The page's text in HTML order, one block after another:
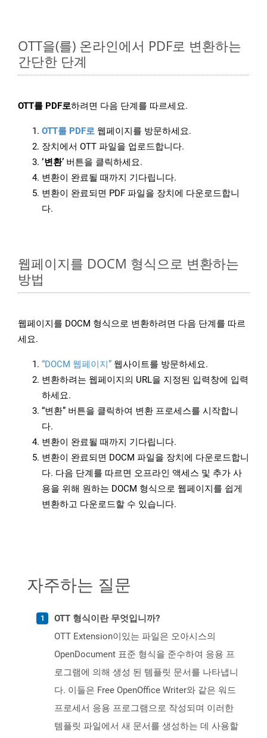
OTT을(를) 온라인에서 PDF로 변환하는
간단한 단계
OTT를 PDF로하려면 다음 단계를 따르세요.
OTT를 PDF로 웹페이지를 방문하세요.
장치에서 OTT 파일을 업로드합니다.
‘변환’ 버튼을 클릭하세요.
변환이 완료될 때까지 기다립니다.
변환이 완료되면 PDF 파일을 장치에 다운로드합니
다.
웹페이지를 DOCM 형식으로 변환하는
방법
웹페이지를 DOCM 형식으로 변환하려면 다음 단계를 따르
세요.
“DOCM 웹페이지” 웹사이트를 방문하세요.
변환하려는 웹페이지의 URL을 지정된 입력창에 입력
하세요.
“변환” 버튼을 클릭하여 변환 프로세스를 시작합니
다.
변환이 완료될 때까지 기다립니다.
변환이 완료되면 DOCM 파일을 장치에 다운로드합니
다. 다음 단계를 따르면 오프라인 액세스 및 추가 사
용을 위해 원하는 DOCM 형식으로 웹페이지를 쉽게
변환하고 다운로드할 수 있습니다.
자주하는 질문
OTT 형식이란 무엇입니까?
OTT Extension이있는 파일은 오아시스의
OpenDocument 표준 형식을 준수하여 응용 프
로그램에 의해 생성 된 템플릿 문서를 나타냅니
다. 이들은 Free OpenOffice Writer와 같은 워드
프로세서 응용 프로그램으로 작성되며 이러한
템플릿 파일에서 새 문서를 생성하는 데 사용할